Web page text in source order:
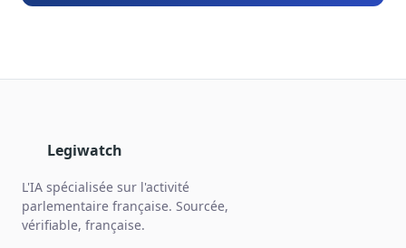
Legiwatch
L'IA spécialisée sur l'activité
parlementaire française. Sourcée,
vérifiable, française.